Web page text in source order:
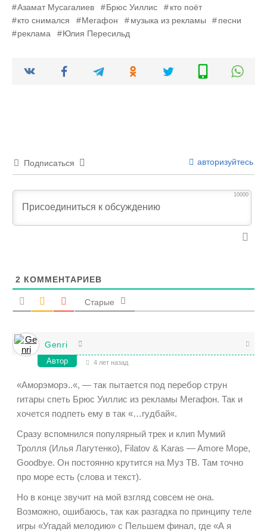
Азамат Мусагалиев Брюс Уиллис
кто поёт
кто снимался
Мегафон музыка из рекламы
песни
реклама
Юлия Пересильд
Подписаться авторизуйтесь
10000
2 КОММЕНТАРИЕВ
Старые
Genri
Автор 4 лет назад
«Аморэморэ..«, — так пытается под перебор струн
гитары спеть Брюс Уиллис из рекламы Мегафон. Так и
хочется подпеть ему в так «…гудбай«.
Сразу вспомнился популярный трек и клип Мумий
Тролля (Илья Лагутенко), Filatov & Karas — Amore Море,
Goodbye. Он постоянно крутится на Муз ТВ. Там точно
про море есть (слова и текст).
Но в конце звучит на мой взгляд совсем не она.
Возможно, ошибаюсь, так как разгадка по принципу теле
игры «Угадай мелодию» с Пельшем финал, где «А я